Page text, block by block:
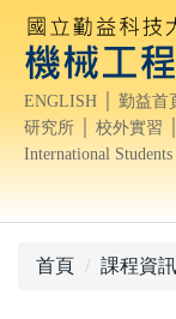
跳
到
主
要
內
容
ENGLISH 勤益首
研究所
校外實習
International Students
首頁 課程資訊